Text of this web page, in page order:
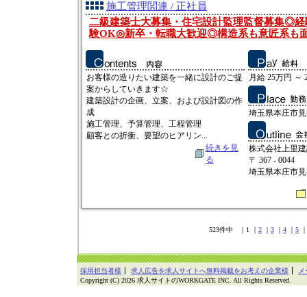
施工管理関連 / 正社員
二級建築士大募集・住宅設計監理監督募集◎
験OK◎新卒・転職大歓迎◎構造系も意匠系も
お客様の造りたい建築を一緒に設計のご提
案からしていきます☆
建築設計の企画、立案、および設計図の作
成
施工管理、予算管理、工程管理
顧客との折衝、要望のヒアリン...
続きを見
る
月給 25万円 ～
埼玉県本庄市
株式会社上里
〒 367 - 0044
埼玉県本庄市
523件中 ｜1 ｜ 2 ｜ 3 ｜ 4 ｜ 5 ｜
採用担当者様 求人広告を求人サイトへ無料掲載をお考えの企業様
Copyright (C) 2026 求人サイトのWORKGATE INC. All Rights Reserved.